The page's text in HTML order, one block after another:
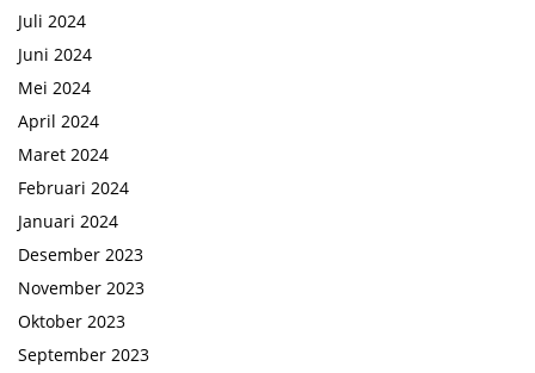
Juli 2024
Juni 2024
Mei 2024
April 2024
Maret 2024
Februari 2024
Januari 2024
Desember 2023
November 2023
Oktober 2023
September 2023